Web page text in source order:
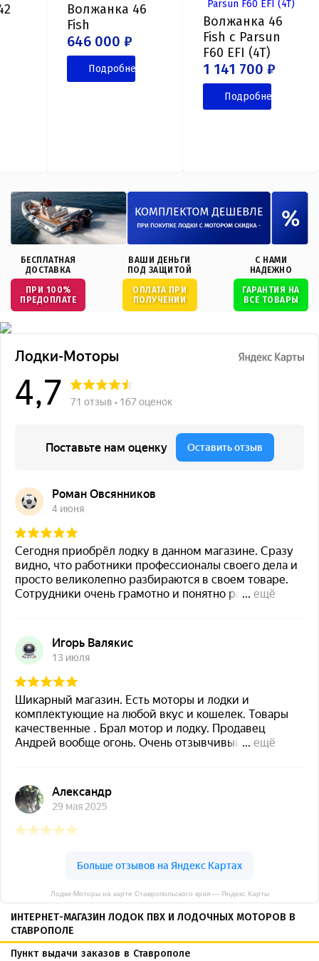
Волжанка 46
Fish
646 000 ₽
Подробнее
Волжанка 46
Fish с Parsun
F60 EFI (4T)
1 141 700 ₽
Подробнее
БЕСПЛАТНАЯ
ДОСТАВКА
ПРИ 100%
ПРЕДОПЛАТЕ
ВАШИ ДЕНЬГИ
ПОД ЗАЩИТОЙ
ОПЛАТА ПРИ
ПОЛУЧЕНИИ
С НАМИ
НАДЕЖНО
ГАРАНТИЯ НА
ВСЕ ТОВАРЫ
Лодки-Моторы на карте Ставропольского края — Яндекс Карты
ИНТЕРНЕТ-МАГАЗИН ЛОДОК ПВХ И ЛОДОЧНЫХ МОТОРОВ В
СТАВРОПОЛЕ
Пункт выдачи заказов в Ставрополе